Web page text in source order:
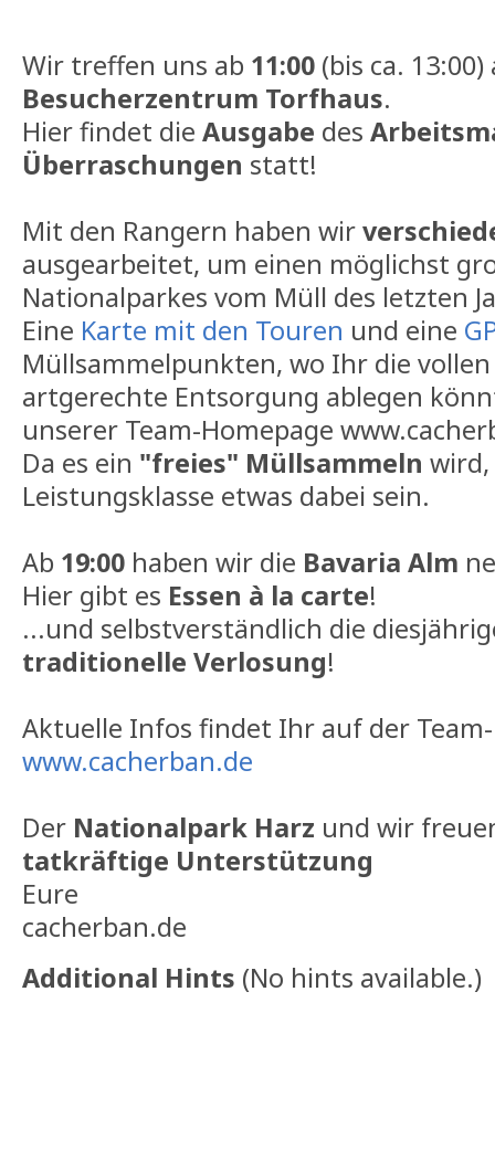
Wir treffen uns ab 11:00 (bis ca.
Besucherzentrum Torfhaus.
Hier findet die Ausgabe des
Überraschungen statt!
Mit den Rangern haben wir
ausgearbeitet, um einen möglichst
Nationalparkes vom Müll des letzten
Eine Karte mit den Touren und eine
Müllsammelpunkten, wo Ihr die
artgerechte Entsorgung ablegen
unserer Team-Homepage
Da es ein "freies" Müllsammeln
Leistungsklasse etwas dabei sein.
Ab 19:00 haben wir die Bavaria Alm
Hier gibt es Essen à la carte!
...und selbstverständlich die
traditionelle Verlosung!
Aktuelle Infos findet Ihr auf der
www.cacherban.de
Der Nationalpark Harz und wir
tatkräftige Unterstützung
Eure
cacherban.de
Additional Hints (No hints available.)